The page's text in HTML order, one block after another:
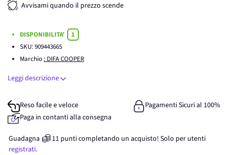
Avvisami quando il prezzo scende
DISPONIBILITA'
1
SKU:909443665
Marchio : DIFA COOPER
Leggi descrizione
Reso facile e veloce
Pagamenti Sicuri al 100%
Paga in contanti alla consegna
Guadagna 11 punticompletando un acquisto! Solo per utenti
registrati.